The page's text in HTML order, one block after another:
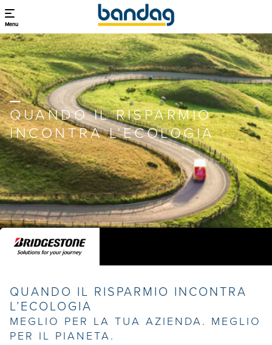
Menu
QUANDO IL RISPARMIO
INCONTRA L’ECOLOGIA
QUANDO IL RISPARMIO INCONTRA
L’ECOLOGIA
MEGLIO PER LA TUA AZIENDA. MEGLIO
PER IL PIANETA.